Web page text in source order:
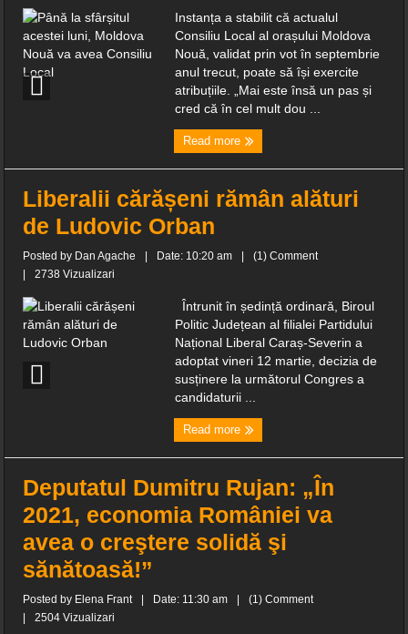
Instanța a stabilit că actualul
Consiliu Local al orașului Moldova
Nouă, validat prin vot în septembrie
anul trecut, poate să își exercite
atribuțiile. „Mai este însă un pas și
cred că în cel mult dou ...
Read more
Liberalii cărășeni rămân alături
de Ludovic Orban
Posted by Dan Agache Date: 10:20 am
(1) Comment
2738 Vizualizari
Întrunit în ședință ordinară, Biroul
Politic Județean al filialei Partidului
Național Liberal Caraș-Severin a
adoptat vineri 12 martie, decizia de
susținere la următorul Congres a
candidaturii ...
Read more
Deputatul Dumitru Rujan: „În
2021, economia României va
avea o creştere solidă şi
sănătoasă!”
Posted by Elena Frant Date: 11:30 am
(1) Comment
2504 Vizualizari